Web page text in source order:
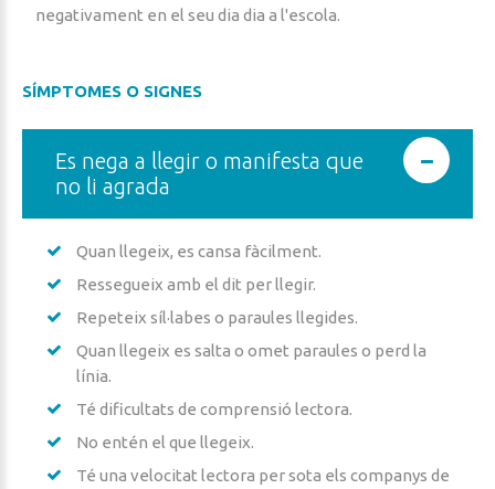
negativament en el seu dia dia a l'escola.
SÍMPTOMES O SIGNES
Es nega a llegir o manifesta que
no li agrada
Quan llegeix, es cansa fàcilment.
Ressegueix amb el dit per llegir.
Repeteix síl·labes o paraules llegides.
Quan llegeix es salta o omet paraules o perd la
línia.
Té dificultats de comprensió lectora.
No entén el que llegeix.
Té una velocitat lectora per sota els companys de